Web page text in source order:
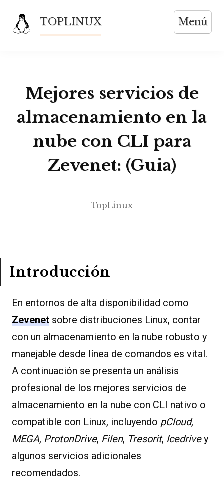
contenido
TOPLINUX Menú
Mejores servicios de
almacenamiento en la
nube con CLI para
Zevenet: (Guia)
TopLinux
Introducción
En entornos de alta disponibilidad como
Zevenet sobre distribuciones Linux, contar
con un almacenamiento en la nube robusto y
manejable desde línea de comandos es vital.
A continuación se presenta un análisis
profesional de los mejores servicios de
almacenamiento en la nube con CLI nativo o
compatible con Linux, incluyendo pCloud,
MEGA, ProtonDrive, Filen, Tresorit, Icedrivey
algunos servicios adicionales
recomendados.